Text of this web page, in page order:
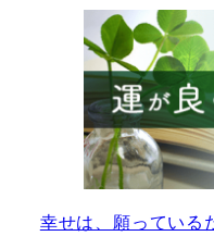
幸せは、願っている